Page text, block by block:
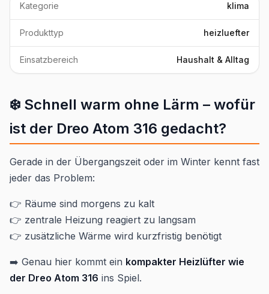
Kategorie klima
Produkttyp heizluefter
Einsatzbereich Haushalt & Alltag
❄️ Schnell warm ohne Lärm – wofür
ist der Dreo Atom 316 gedacht?
Gerade in der Übergangszeit oder im Winter kennt fast
jeder das Problem:
👉 Räume sind morgens zu kalt
👉 zentrale Heizung reagiert zu langsam
👉 zusätzliche Wärme wird kurzfristig benötigt
➡️ Genau hier kommt ein kompakter Heizlüfter wie
der Dreo Atom 316 ins Spiel.